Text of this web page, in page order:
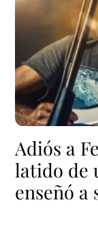
Adiós a
latido de
enseñó a